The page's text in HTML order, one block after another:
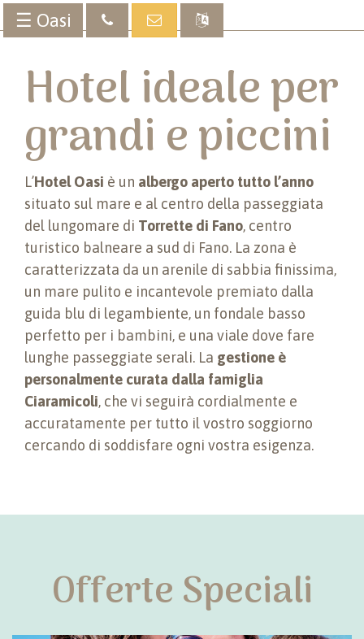
☰ Oasi
Hotel ideale per
grandi e piccini
L’Hotel Oasi è un albergo aperto tutto l’anno
situato sul mare e al centro della passeggiata
del lungomare di Torrette di Fano, centro
turistico balneare a sud di Fano. La zona è
caratterizzata da un arenile di sabbia finissima,
un mare pulito e incantevole premiato dalla
guida blu di legambiente, un fondale basso
perfetto per i bambini, e una viale dove fare
lunghe passeggiate serali. La gestione è
personalmente curata dalla famiglia
Ciaramicoli, che vi seguirà cordialmente e
accuratamente per tutto il vostro soggiorno
cercando di soddisfare ogni vostra esigenza.
Offerte Speciali